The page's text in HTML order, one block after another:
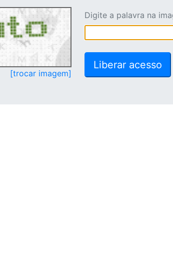
[trocar imagem]
Digite a palavra na